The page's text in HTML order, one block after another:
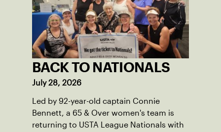
BACK TO NATIONALS
July 28, 2026
Led by 92-year-old captain Connie
Bennett, a 65 & Over women's team is
returning to USTA League Nationals with